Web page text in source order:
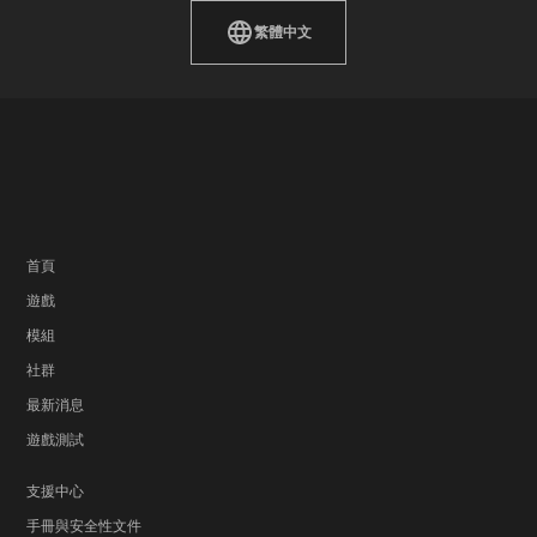
繁體中文
首頁
遊戲
模組
社群
最新消息
遊戲測試
支援中心
手冊與安全性文件